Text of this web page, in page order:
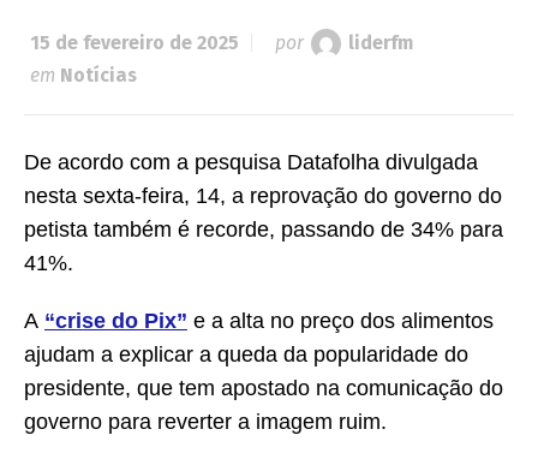
15 de fevereiro de 2025 por
liderfm
em Notícias
De acordo com a pesquisa Datafolha divulgada
nesta sexta-feira, 14, a reprovação do governo do
petista também é recorde, passando de 34% para
41%.
A “crise do Pix” e a alta no preço dos alimentos
ajudam a explicar a queda da popularidade do
presidente, que tem apostado na comunicação do
governo para reverter a imagem ruim.